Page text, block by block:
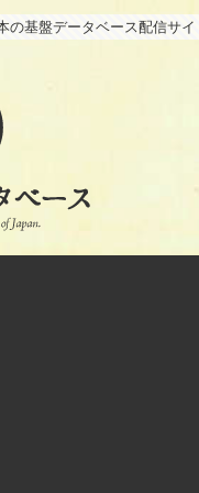
の基盤データベース配信サイ